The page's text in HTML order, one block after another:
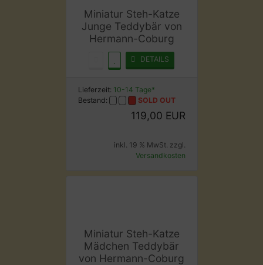
Miniatur Steh-Katze
Junge Teddybär von
Hermann-Coburg
DETAILS
Lieferzeit: 10-14 Tage*
Bestand:
SOLD OUT
119,00 EUR
inkl. 19 % MwSt. zzgl.
Versandkosten
Miniatur Steh-Katze
Mädchen Teddybär
von Hermann-Coburg